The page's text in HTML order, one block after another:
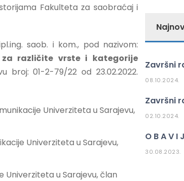
Fakulteta za saobraćaj i
saob. i kom., pod nazivom:
različite vrste i kategorije
broj: 01-2-79/22 od 23.02.2022.
Univerziteta u Sarajevu,
Univerziteta u Sarajevu,
Univerziteta u Sarajevu, član
Završni
08.10.2024.
Završni
02.10.2024.
O B A V I
30.08.2023.